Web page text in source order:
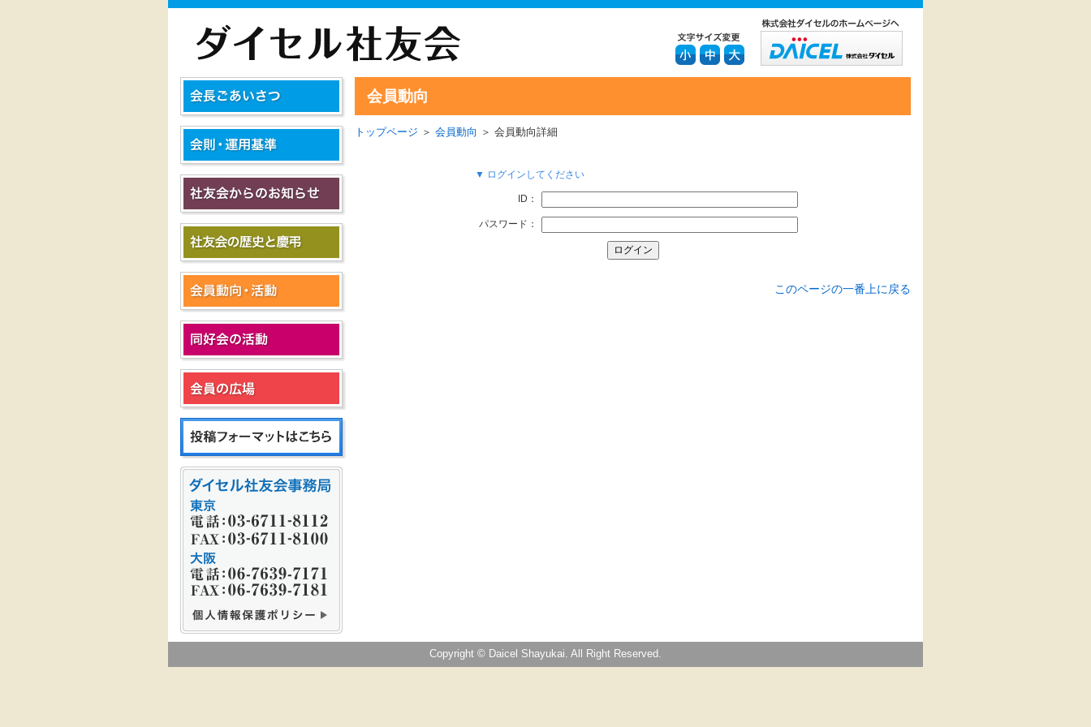
会員動向
トップページ ＞ 会員動向 ＞ 会員動向詳細
▼ ログインしてください
ID：
パスワード：
このページの一番上に戻る
Copyright © Daicel Shayukai. All Right Reserved.